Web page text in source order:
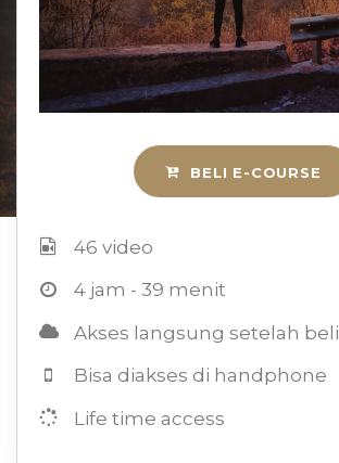
BELI E-COURSE
46 video
4 jam - 39 menit
Akses langsung setelah beli
Bisa diakses di handphone
Life time access